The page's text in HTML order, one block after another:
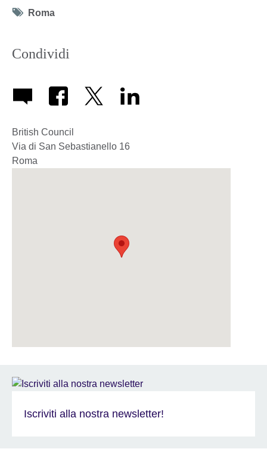
Tag
Roma
Condividi
British Council
Via di San Sebastianello 16
Roma
Iscriviti alla nostra newsletter!